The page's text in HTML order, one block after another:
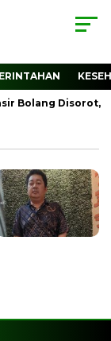
Bolang Disorot,